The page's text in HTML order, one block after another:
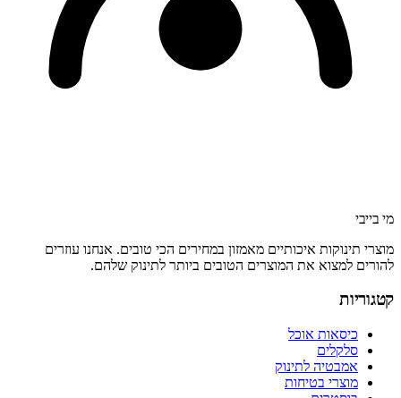
מי בייבי
מוצרי תינוקות איכותיים מאמזון במחירים הכי טובים. אנחנו עוזרים
להורים למצוא את המוצרים הטובים ביותר לתינוק שלהם.
קטגוריות
כיסאות אוכל
סלקלים
אמבטיה לתינוק
מוצרי בטיחות